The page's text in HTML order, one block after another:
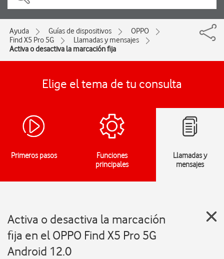
Ayuda Guías de dispositivos
OPPO
Find X5 Pro 5G
Llamadas y mensajes
Activa o desactiva la marcación fija
Elige el tema de tu consulta
Primeros pasos
Funciones
principales
Llamadas y
mensajes
Activa o desactiva la marcación
fija en el OPPO Find X5 Pro 5G
Android 12.0